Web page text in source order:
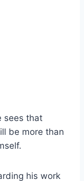
sees that
be more than
his work